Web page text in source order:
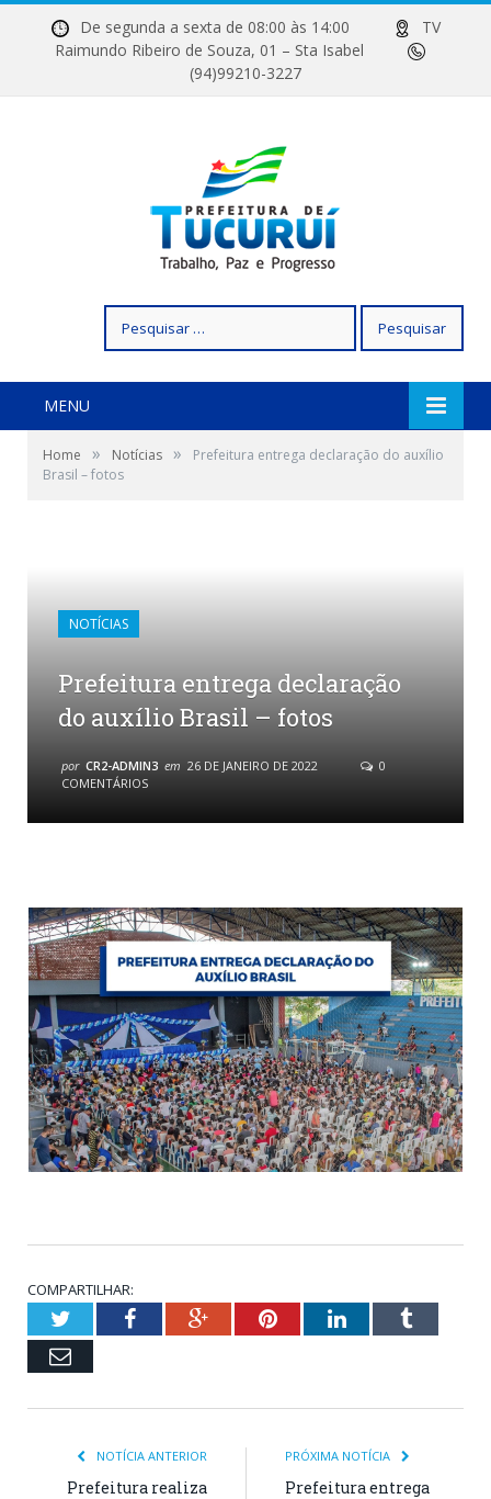
De segunda a sexta de 08:00 às 14:00
TV
Raimundo Ribeiro de Souza, 01 – Sta Isabel
(94)99210-3227
por:
MENU
Home » Notícias »
Prefeitura entrega declaração do auxílio
Brasil – fotos
NOTÍCIAS
Prefeitura entrega declaração
do auxílio Brasil – fotos
por CR2-ADMIN3 em 26 DE JANEIRO DE 2022
0
COMENTÁRIOS
COMPARTILHAR:
TwitterFacebookGoogle+PinterestLinkedInTumblr
Email
NOTÍCIA ANTERIOR
Prefeitura realiza
PRÓXIMA NOTÍCIA
Prefeitura entrega